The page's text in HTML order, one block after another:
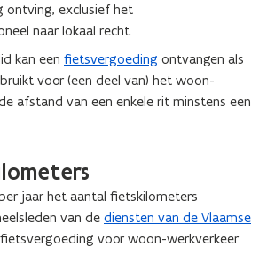
ontving, exclusief het
naar lokaal recht.
kan een fietsvergoeding ontvangen als
voor (een deel van) het woon-
afstand van een enkele rit minstens een
jaar het aantal fietskilometers
van de diensten van de Vlaamse
fietsvergoeding voor woon-werkverkeer